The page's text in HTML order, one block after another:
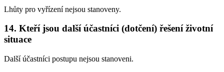
Lhůty pro vyřízení nejsou stanoveny.
14. Kteří jsou další účastníci (dotčení) řešení životní
situace
Další účastníci postupu nejsou stanoveni.